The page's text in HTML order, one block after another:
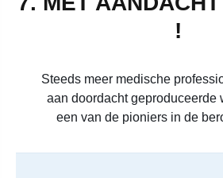
!
Steeds meer medische
aan doordacht
een van de pioniers in de